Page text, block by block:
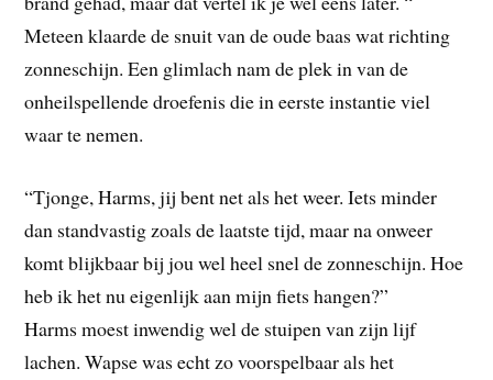
Meteen klaarde de snuit van de oude baas wat richting
zonneschijn. Een glimlach nam de plek in van de
onheilspellende droefenis die in eerste instantie viel
waar te nemen.
“Tjonge, Harms, jij bent net als het weer. Iets minder
dan standvastig zoals de laatste tijd, maar na onweer
komt blijkbaar bij jou wel heel snel de zonneschijn. Hoe
heb ik het nu eigenlijk aan mijn fiets hangen?”
Harms moest inwendig wel de stuipen van zijn lijf
lachen. Wapse was echt zo voorspelbaar als het